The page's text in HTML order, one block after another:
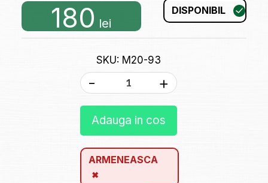
180 lei
DISPONIBIL
SKU: M20-93
- +
Adauga in cos
ARMENEASCA